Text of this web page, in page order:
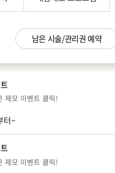
남은 시술/관리권 예약
제모 이벤트 클릭!
터~
제모 이벤트 클릭!